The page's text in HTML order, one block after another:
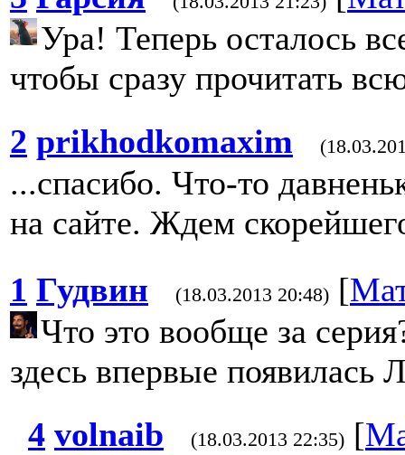
Ура! Теперь осталось
чтобы сразу прочитать
2 prikhodkomaxim
...спасибо. Что-то
на сайте. Ждем
1 Гудвин (18.03.2013 20:48) [
Что это вообще за
здесь впервые
4 volnaib (18.03.2013 22:35) [